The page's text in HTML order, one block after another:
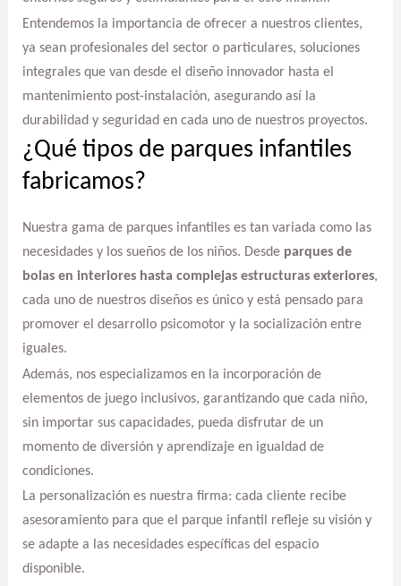
Entendemos la importancia de ofrecer a nuestros clientes,
ya sean profesionales del sector o particulares, soluciones
integrales que van desde el diseño innovador hasta el
mantenimiento post-instalación, asegurando así la
durabilidad y seguridad en cada uno de nuestros proyectos.
¿Qué tipos de parques infantiles
fabricamos?
Nuestra gama de parques infantiles es tan variada como las
necesidades y los sueños de los niños. Desde parques de
bolas en interiores hasta complejas estructuras exteriores,
cada uno de nuestros diseños es único y está pensado para
promover el desarrollo psicomotor y la socialización entre
iguales.
Además, nos especializamos en la incorporación de
elementos de juego inclusivos, garantizando que cada niño,
sin importar sus capacidades, pueda disfrutar de un
momento de diversión y aprendizaje en igualdad de
condiciones.
La personalización es nuestra firma: cada cliente recibe
asesoramiento para que el parque infantil refleje su visión y
se adapte a las necesidades específicas del espacio
disponible.